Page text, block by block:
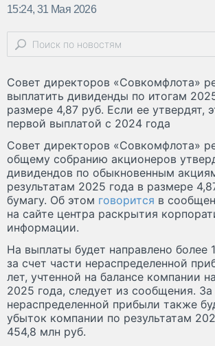
15:24, 31 Мая 2026
Совет директоров «Совкомфлота»
выплатить дивиденды по итогам
размере 4,87 руб. Если ее утвердят,
первой выплатой с 2024 года
Совет директоров «Совкомфлота»
общему собранию акционеров
дивидендов по обыкновенным
результатам 2025 года в размере
бумагу. Об этом говорится в
на сайте центра раскрытия
информации.
На выплаты будет направлено более
за счет части нераспределенной
лет, учтенной на балансе компании
2025 года, следует из сообщения. За
нераспределенной прибыли также
убыток компании по результатам
454,8 млн руб.